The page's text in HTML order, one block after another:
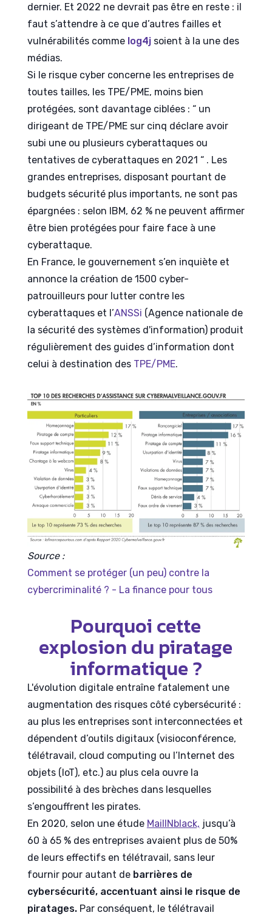
dernier. Et 2022 ne devrait pas être en reste : il
faut s’attendre à ce que d’autres failles et
vulnérabilités comme log4j soient à la une des
médias.
Si le risque cyber concerne les entreprises de
toutes tailles, les TPE/PME, moins bien
protégées, sont davantage ciblées : “ un
dirigeant de TPE/PME sur cinq déclare avoir
subi une ou plusieurs cyberattaques ou
tentatives de cyberattaques en 2021 “ . Les
grandes entreprises, disposant pourtant de
budgets sécurité plus importants, ne sont pas
épargnées : selon IBM, 62 % ne peuvent affirmer
être bien protégées pour faire face à une
cyberattaque.
En France, le gouvernement s’en inquiète et
annonce la création de 1500 cyber-
patrouilleurs pour lutter contre les
cyberattaques et l’ANSSi (Agence nationale de
la sécurité des systèmes d'information) produit
régulièrement des guides d’information dont
celui à destination des TPE/PME.
Source :
Comment se protéger (un peu) contre la
cybercriminalité ? - La finance pour tous
Pourquoi cette
explosion du piratage
informatique ?
L'évolution digitale entraîne fatalement une
augmentation des risques côté cybersécurité :
au plus les entreprises sont interconnectées et
dépendent d’outils digitaux (visioconférence,
télétravail, cloud computing ou l’Internet des
objets (IoT), etc.) au plus cela ouvre la
possibilité à des brèches dans lesquelles
s’engouffrent les pirates.
En 2020, selon une étude MailINblack, jusqu’à
60 à 65 % des entreprises avaient plus de 50%
de leurs effectifs en télétravail, sans leur
fournir pour autant de barrières de
cybersécurité, accentuant ainsi le risque de
piratages. Par conséquent, le télétravail